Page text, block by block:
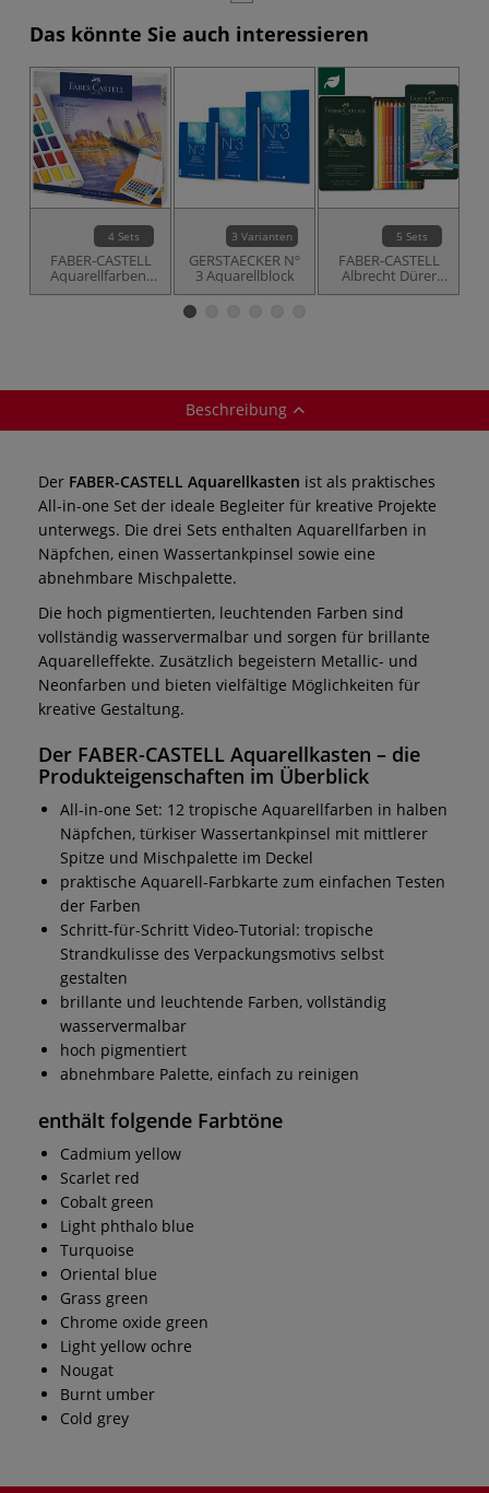
Das könnte Sie auch interessieren
4 Sets
FABER-CASTELL
Aquarellfarben-
Sets
3 Varianten
GERSTAECKER Nº
3 Aquarellblock
5 Sets
FABER-CASTELL
Albrecht Dürer
Aquarellstifte im
Beschreibung
Der FABER-CASTELL Aquarellkasten ist als praktisches
All-in-one Set der ideale Begleiter für kreative Projekte
unterwegs. Die drei Sets enthalten Aquarellfarben in
Näpfchen, einen Wassertankpinsel sowie eine
abnehmbare Mischpalette.
Die hoch pigmentierten, leuchtenden Farben sind
vollständig wasservermalbar und sorgen für brillante
Aquarelleffekte. Zusätzlich begeistern Metallic- und
Neonfarben und bieten vielfältige Möglichkeiten für
kreative Gestaltung.
Der FABER-CASTELL Aquarellkasten – die
Produkteigenschaften im Überblick
All-in-one Set: 12 tropische Aquarellfarben in halben
Näpfchen, türkiser Wassertankpinsel mit mittlerer
Spitze und Mischpalette im Deckel
praktische Aquarell-Farbkarte zum einfachen Testen
der Farben
Schritt-für-Schritt Video-Tutorial: tropische
Strandkulisse des Verpackungsmotivs selbst
gestalten
brillante und leuchtende Farben, vollständig
wasservermalbar
hoch pigmentiert
abnehmbare Palette, einfach zu reinigen
enthält folgende Farbtöne
Cadmium yellow
Scarlet red
Cobalt green
Light phthalo blue
Turquoise
Oriental blue
Grass green
Chrome oxide green
Light yellow ochre
Nougat
Burnt umber
Cold grey